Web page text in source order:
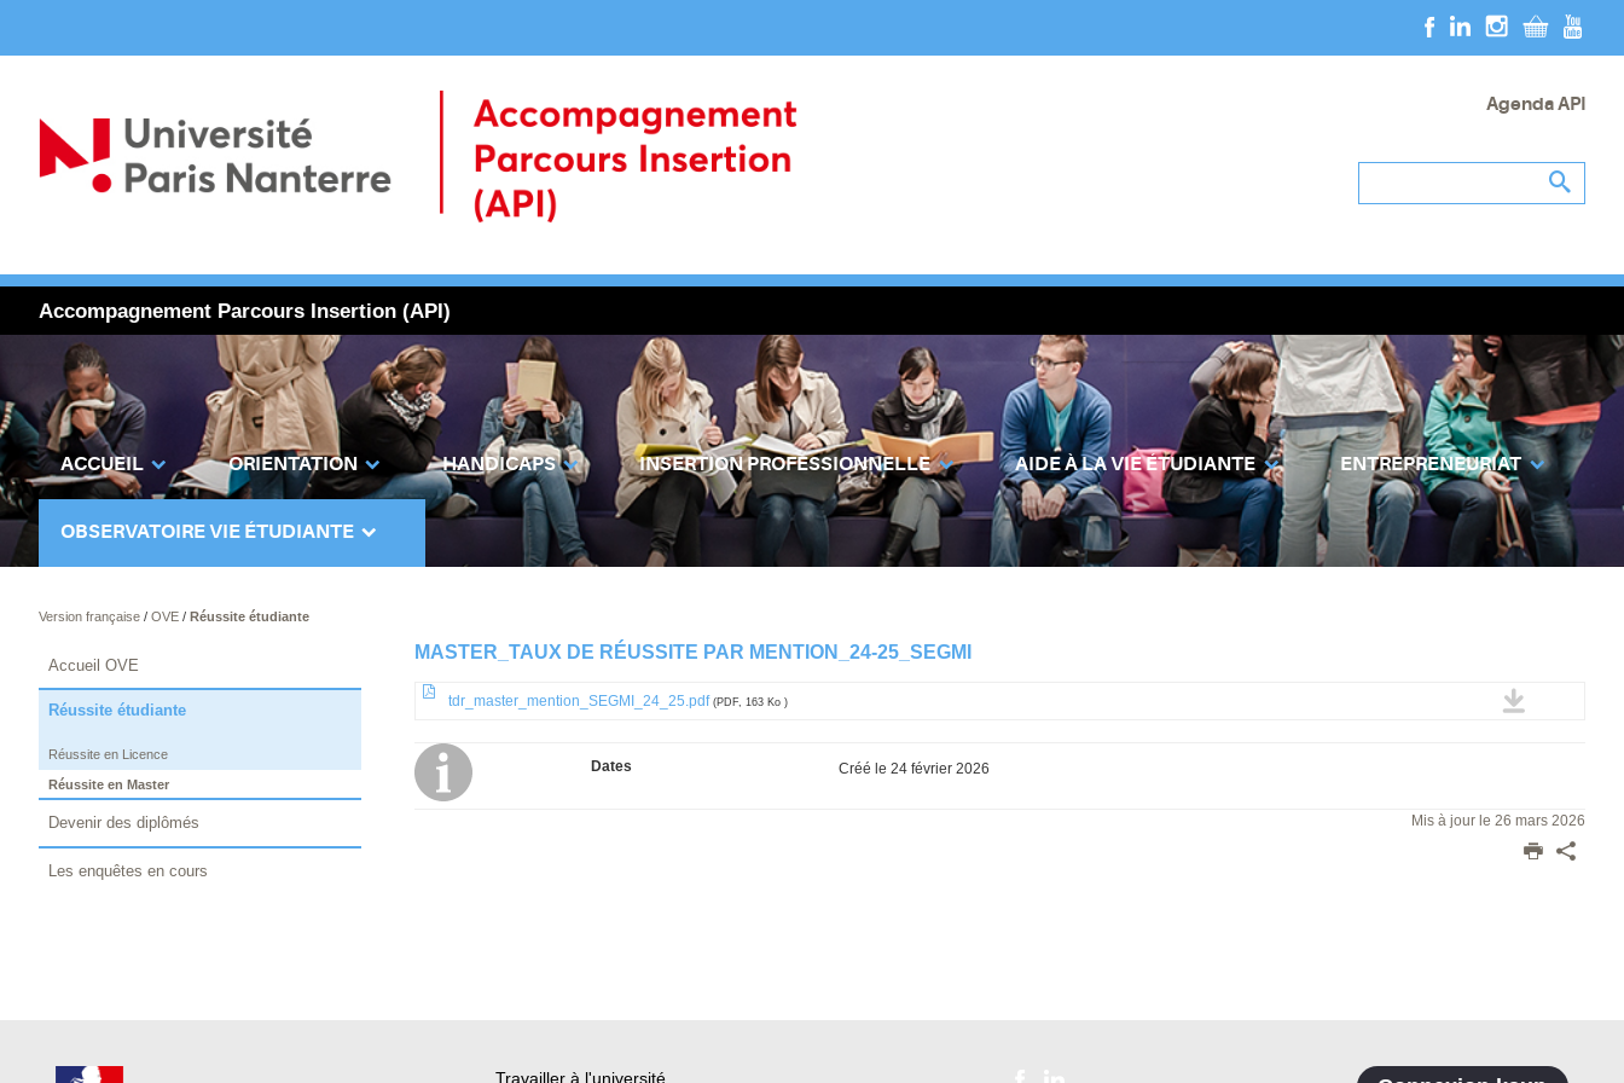
Agenda API
Accompagnement Parcours Insertion (API)
ACCUEIL ORIENTATION HANDICAPS INSERTION PROFESSIONNELLE AIDE À LA VIE ÉTUDIANTE ENTREPRENEURIAT
OBSERVATOIRE VIE ÉTUDIANTE
Version française/ OVE/ Réussite étudiante
MASTER_TAUX DE RÉUSSITE PAR MENTION_24-25_SEGMI
tdr_master_mention_SEGMI_24_25.pdf(PDF, 163 Ko )
Dates Créé le24 février 2026
Mis à jour le 26 mars 2026
Accueil OVE
Réussite étudiante
Réussite en Licence
Réussite en Master
Devenir des diplômés
Les enquêtes en cours
Travailler à l'université